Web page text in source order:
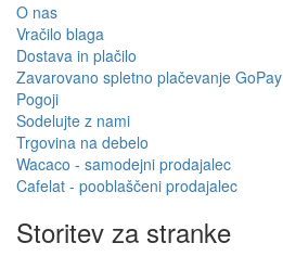
O nas
Vračilo blaga
Dostava in plačilo
Zavarovano spletno plačevanje GoPay
Pogoji
Sodelujte z nami
Trgovina na debelo
Wacaco - samodejni prodajalec
Cafelat - pooblaščeni prodajalec
Storitev za stranke